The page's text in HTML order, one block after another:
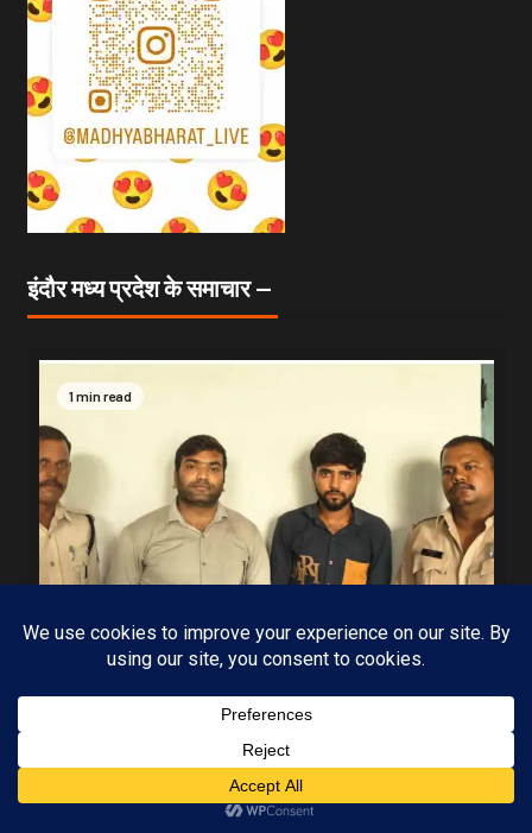
इंदौर मध्य प्रदेश के समाचार —
1 min read
पुलिस की बड़ी कार्रवाई 5 सौ के नकली नोटों के साथ